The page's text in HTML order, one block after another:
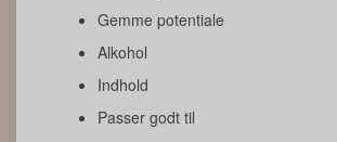
Gemme potentiale
Alkohol
Indhold
Passer godt til